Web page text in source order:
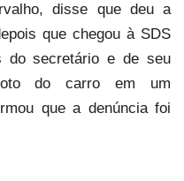
disse que deu a
que chegou à SDS
do secretário e de seu
do carro em um
que a denúncia foi